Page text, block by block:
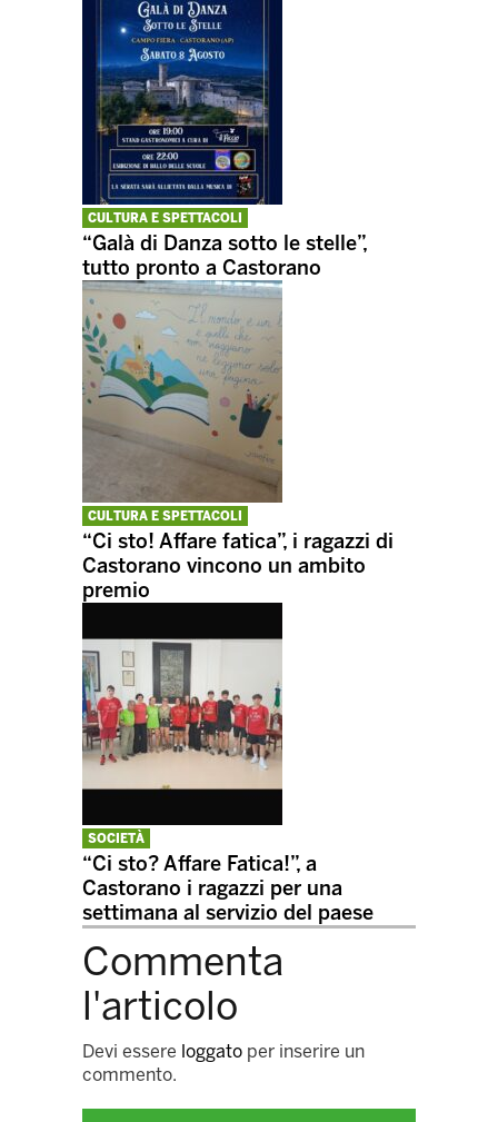
CULTURA E SPETTACOLI
“Galà di Danza sotto le stelle”,
tutto pronto a Castorano
CULTURA E SPETTACOLI
“Ci sto! Affare fatica”, i ragazzi di
Castorano vincono un ambito
premio
SOCIETÀ
“Ci sto? Affare Fatica!”, a
Castorano i ragazzi per una
settimana al servizio del paese
Commenta
l'articolo
Devi essere loggato per inserire un
commento.